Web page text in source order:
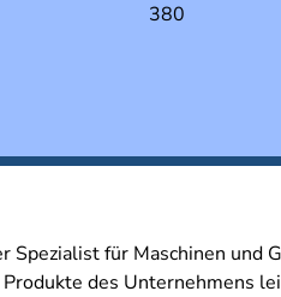
380
für Maschinen und
des Unternehmens